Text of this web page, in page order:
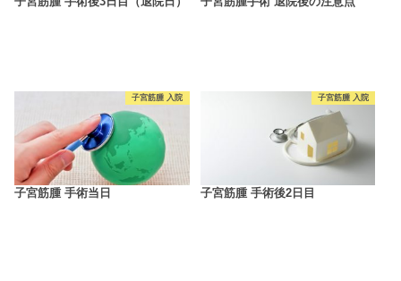
子宮筋腫 入院
子宮筋腫 手術当日
子宮筋腫 入院
子宮筋腫 手術後2日目